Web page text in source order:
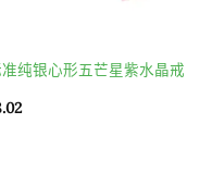
纯银心形五芒星紫水晶戒